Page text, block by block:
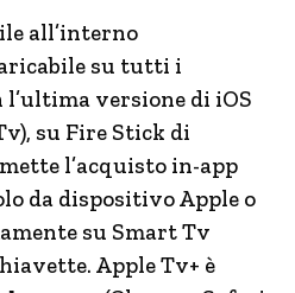
all’interno
su tutti i
versione di iOS
su Fire Stick di
l’acquisto in-app
da dispositivo Apple o
su Smart Tv
Apple Tv+ è